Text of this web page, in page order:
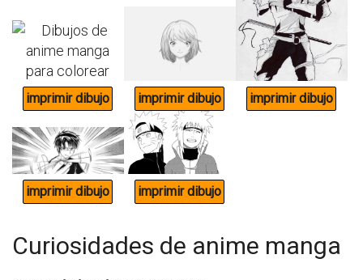
Curiosidades de anime manga